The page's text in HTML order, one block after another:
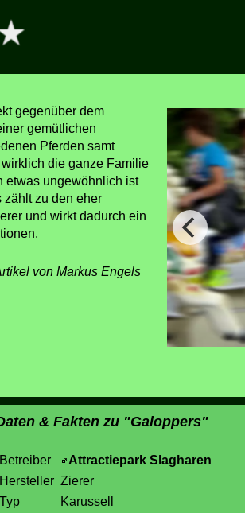
gegenüber dem
gemütlichen
Pferden samt
die ganze Familie
etwas ungewöhnlich ist
zu den eher
und wirkt dadurch ein
von Markus Engels
& Fakten zu "Galoppers"
Betreiber
Attractiepark Slagharen
Hersteller Zierer
Typ
Karussell